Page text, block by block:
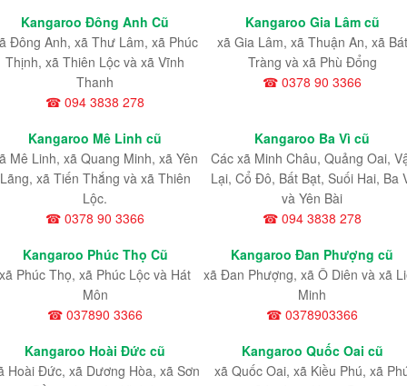
Kangaroo Đông Anh Cũ
Đông Anh, xã Thư Lâm, xã Phúc
Thịnh, xã Thiên Lộc và xã Vĩnh
Thanh
☎ 094 3838 278
Kangaroo Gia Lâm cũ
xã Gia Lâm, xã Thuận An, xã Bát
Tràng và xã Phù Đổng
☎ 0378 90 3366
Kangaroo Mê Linh cũ
Mê Linh, xã Quang Minh, xã Yên
Lãng, xã Tiến Thắng và xã Thiên
Lộc.
☎ 0378 90 3366
Kangaroo Ba Vì cũ
Các xã Minh Châu, Quảng Oai,
Lại, Cổ Đô, Bất Bạt, Suối Hai, Ba
và Yên Bài
☎ 094 3838 278
Kangaroo Phúc Thọ Cũ
xã Phúc Thọ, xã Phúc Lộc và Hát
Môn
☎ 037890 3366
Kangaroo Đan Phượng cũ
xã Đan Phượng, xã Ô Diên và xã
Minh
☎ 0378903366
Kangaroo Hoài Đức cũ
Hoài Đức, xã Dương Hòa, xã Sơn
Kangaroo Quốc Oai cũ
xã Quốc Oai, xã Kiều Phú, xã